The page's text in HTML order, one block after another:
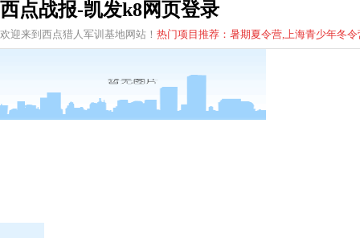
西点战报-凯发k8网页登录
欢迎来到西点猎人军训基地网站！ 热门项目推荐：暑期夏令营,上海青少年冬令